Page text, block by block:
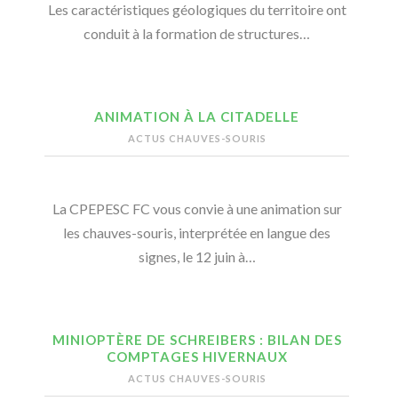
Les caractéristiques géologiques du territoire ont
conduit à la formation de structures…
ANIMATION À LA CITADELLE
ACTUS CHAUVES-SOURIS
La CPEPESC FC vous convie à une animation sur
les chauves-souris, interprétée en langue des
signes, le 12 juin à…
MINIOPTÈRE DE SCHREIBERS : BILAN DES
COMPTAGES HIVERNAUX
ACTUS CHAUVES-SOURIS